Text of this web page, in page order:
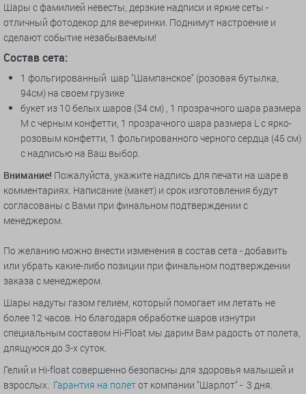
Шары с фамилией невесты, дерзкие надписи и яркие сеты -
отличный фотодекор для вечеринки. Поднимут настроение и
сделают событие незабываемым!
Состав сета:
1 фольгированный шар "Шампанское" (розовая бутылка,
94см) на своем грузике
букет из 10 белых шаров (34 см) , 1 прозрачного шара размера
М с черным конфетти, 1 прозрачного шара размера L с ярко-
розовым конфетти, 1 фольгированного черного сердца (45 см)
с надписью на Ваш выбор.
Внимание! Пожалуйста, укажите надпись для печати на шаре в
комментариях. Написание (макет) и срок изготовления будут
согласованы с Вами при финальном подтверждении с
менеджером.
По желанию можно внести изменения в состав сета - добавить
или убрать какие-либо позиции при финальном подтверждении
заказа с менеджером.
Шары надуты газом гелием, который помогает им летать не
более 12 часов. Но благодаря обработке шаров изнутри
специальным составом Hi-Float мы дарим Вам радость от полета,
длящуюся до 3-х суток.
Гелий и Hi-float совершенно безопасны для здоровья малышей и
взрослых. Гарантия на полетот компании "Шарлот" - 3 дня.